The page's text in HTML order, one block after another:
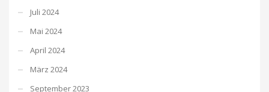
Juli 2024
Mai 2024
April 2024
März 2024
September 2023